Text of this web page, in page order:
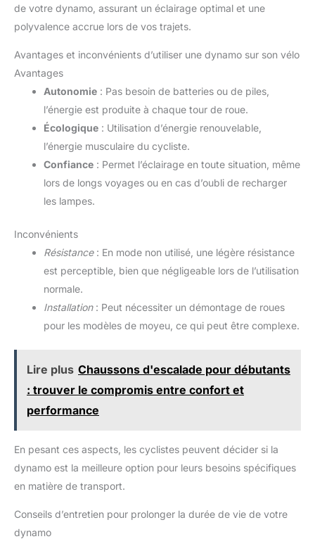
de votre dynamo, assurant un éclairage optimal et une
polyvalence accrue lors de vos trajets.
Avantages et inconvénients d’utiliser une dynamo sur son vélo
Avantages
Autonomie : Pas besoin de batteries ou de piles,
l’énergie est produite à chaque tour de roue.
Écologique : Utilisation d’énergie renouvelable,
l’énergie musculaire du cycliste.
Confiance : Permet l’éclairage en toute situation, même
lors de longs voyages ou en cas d’oubli de recharger
les lampes.
Inconvénients
Résistance: En mode non utilisé, une légère résistance
est perceptible, bien que négligeable lors de l’utilisation
normale.
Installation: Peut nécessiter un démontage de roues
pour les modèles de moyeu, ce qui peut être complexe.
Lire plus Chaussons d'escalade pour débutants
: trouver le compromis entre confort et
performance
En pesant ces aspects, les cyclistes peuvent décider si la
dynamo est la meilleure option pour leurs besoins spécifiques
en matière de transport.
Conseils d’entretien pour prolonger la durée de vie de votre
dynamo